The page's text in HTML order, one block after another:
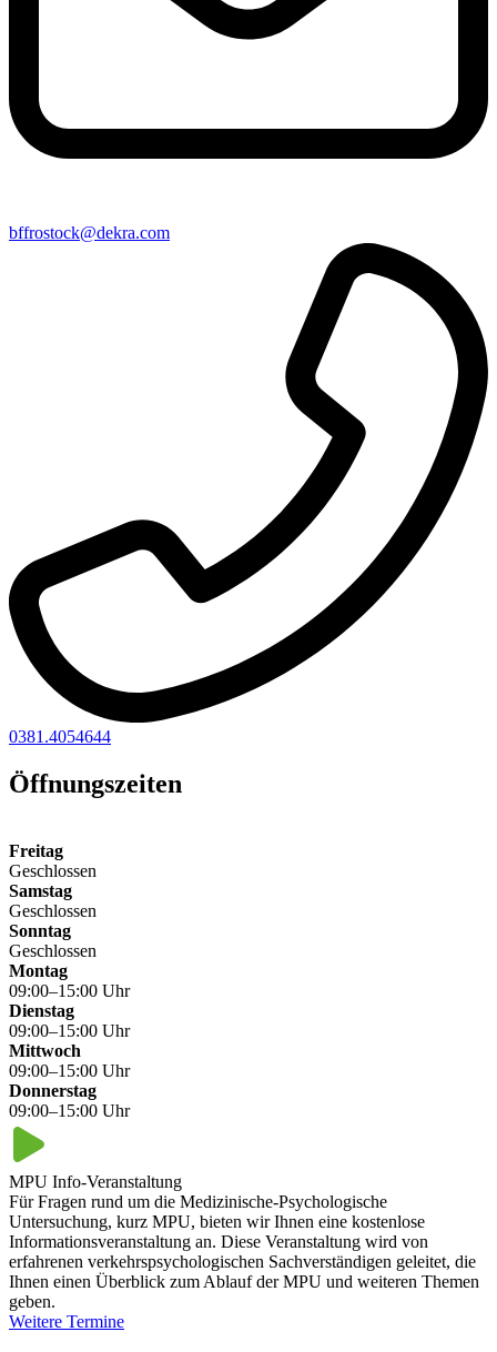
bffrostock@​dekra​.com
0381.4054644
Öffnungszeiten
Freitag
Geschlossen
Samstag
Geschlossen
Sonntag
Geschlossen
Montag
09:00–15:00 Uhr
Dienstag
09:00–15:00 Uhr
Mittwoch
09:00–15:00 Uhr
Donnerstag
09:00–15:00 Uhr
MPU Info-Veranstaltung
Für Fragen rund um die Medizinische-Psychologische
Untersuchung, kurz MPU, bieten wir Ihnen eine kostenlose
Informationsveranstaltung an. Diese Veranstaltung wird von
erfahrenen verkehrspsychologischen Sachverständigen geleitet, die
Ihnen einen Überblick zum Ablauf der MPU und weiteren Themen
geben.
Weitere Termine